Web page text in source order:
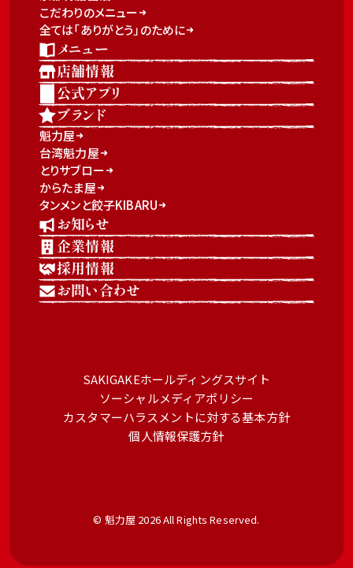
こだわりのメニュー
全ては「ありがとう」のために
メニュー
店舗情報
公式アプリ
ブランド
魁力屋
台湾魁力屋
とりサブロー
からたま屋
タンメンと餃子KIBARU
お知らせ
企業情報
採用情報
お問い合わせ
© 魁力屋 2026 All Rights Reserved.
SAKIGAKEホールディングスサイト
ソーシャルメディアポリシー
カスタマーハラスメントに対する基本方針
個人情報保護方針